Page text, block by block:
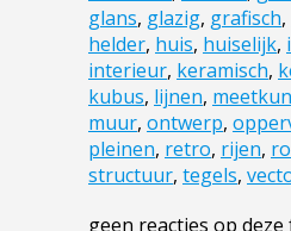
glans, glazig, grafisch,
helder, huis, huiselijk,
interieur, keramisch,
kubus, lijnen,
muur, ontwerp,
pleinen, retro, rijen,
structuur, tegels,
geen reacties op